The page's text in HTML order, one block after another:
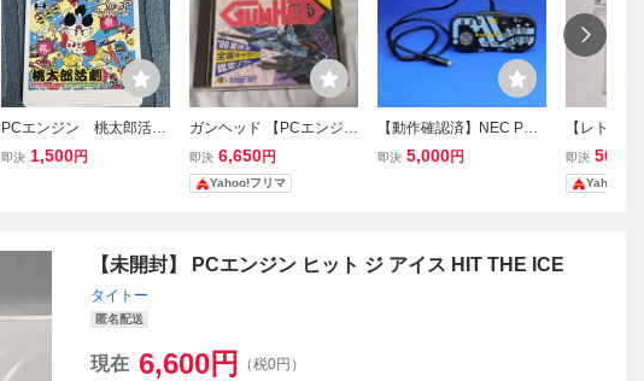
PCエンジン 桃太郎活劇
HuCARD HUDSON
即決 1,500円
ガンヘッド 【PCエンジ
ン】
即決 6,650円
Yahoo!フリマ
【動作確認済】NEC PC
エンジン アベニューパッ
即決 5,000円
【レトロ
ト・ザ・ブ
Block ブロ
ス説明書帯
即決 500
Yahoo!フ
【未開封】 PCエンジン ヒット ジ アイス HIT THE ICE
タイトー
匿名配送
現在 6,600円 （税0円）